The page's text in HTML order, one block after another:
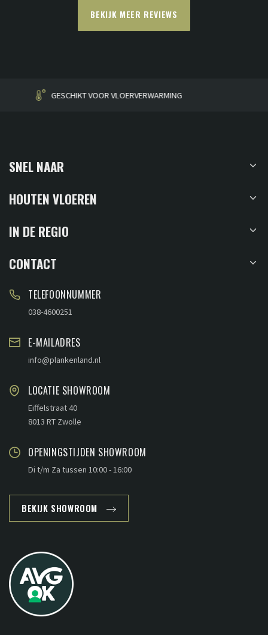
BEKIJK MEER REVIEWS
HUISGEMAAKT
SNEL NAAR
HOUTEN VLOEREN
IN DE REGIO
CONTACT
TELEFOONNUMMER
038-4600251
E-MAILADRES
info@plankenland.nl
LOCATIE SHOWROOM
Eiffelstraat 40
8013 RT Zwolle
OPENINGSTIJDEN SHOWROOM
Di t/m Za tussen 10:00 - 16:00
BEKIJK SHOWROOM